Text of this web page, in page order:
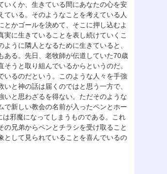
いくか、生きている間にあなたの心を安
いる。そのようなことを考えている人
かゴールを決めて、そこに押し込むよ
に生きていることを表し続けていくこ
うに隣人となるために生きていると、
ある。先日、老牧師が伝道していた70歳
うと取り組んでいるからというのだ。
いるのだという。このような人々を手強
と神の話は届くのではと思う一方で、
と思わざるを得ない。ただそのような
で新しい教会の名前が入ったペンとホー
邪魔になってしまうものである。これ
兄弟からペンとチラシを受け取ること
として見られていることを喜んでいるの